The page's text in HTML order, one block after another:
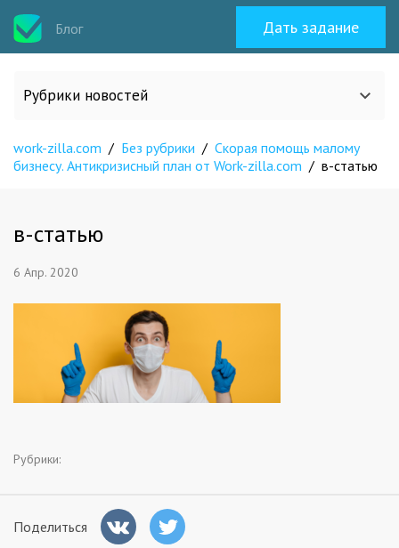
Блог Дать задание
Рубрики новостей
Все статьи
Новости сервиса
Исполнителям
Гости
work-zilla.com / Без рубрики / Скорая помощь малому
бизнесу. Антикризисный план от Work-zilla.com / в-статью
в-статью
6 Апр. 2020
Рубрики:
Поделиться